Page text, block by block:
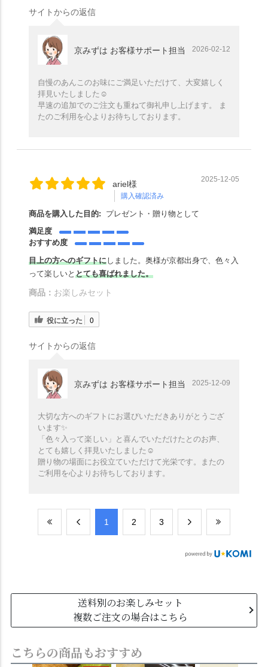
サイトからの返信
京みずは お客様サポート担当 2026-02-12
自慢のあんこのお味にご満足いただけて、大変嬉しく
拝見いたしました☺️
早速の追加でのご注文も重ねて御礼申し上げます。 ま
たのご利用を心よりお待ちしております。
ariel様
購入確認済み
2025-12-05
商品を購入した目的:
プレゼント・贈り物として
満足度
おすすめ度
目上の方へのギフトにしました。奥様が京都出身で、色々入
って楽しいと とても喜ばれました。
商品： お楽しみセット
役に立った 0
サイトからの返信
京みずは お客様サポート担当 2025-12-09
大切な方へのギフトにお選びいただきありがとうござ
います✨️
「色々入って楽しい」と喜んでいただけたとのお声、
とても嬉しく拝見いたしました☺️
贈り物の場面にお役立ていただけて光栄です。またの
ご利用を心よりお待ちしております。
​1 ​2 ​3
送料別のお楽しみセット
複数ご注文の場合はこちら
こちらの商品もおすすめ